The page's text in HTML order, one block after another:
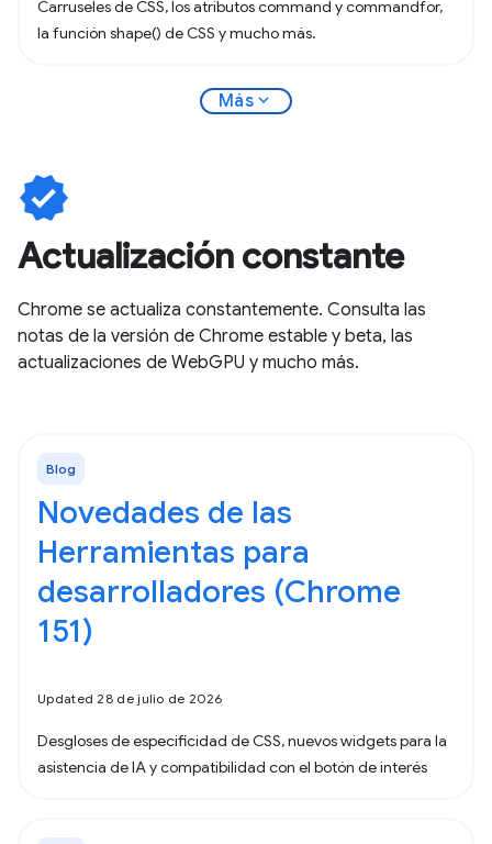
Carruseles de CSS, los atributos command y commandfor,
la función shape() de CSS y mucho más.
Más expand_more
verified
Actualización constante
Chrome se actualiza constantemente. Consulta las
notas de la versión de Chrome estable y beta, las
actualizaciones de WebGPU y mucho más.
Blog
Novedades de las
Herramientas para
desarrolladores (Chrome
151)
Updated 28 de julio de 2026
Desgloses de especificidad de CSS, nuevos widgets para la
asistencia de IA y compatibilidad con el botón de interés